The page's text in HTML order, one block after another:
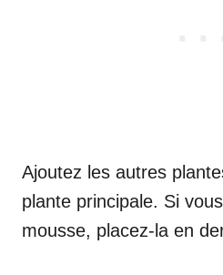
Ajoutez les autres
plante principale. Si
mousse, placez-la en